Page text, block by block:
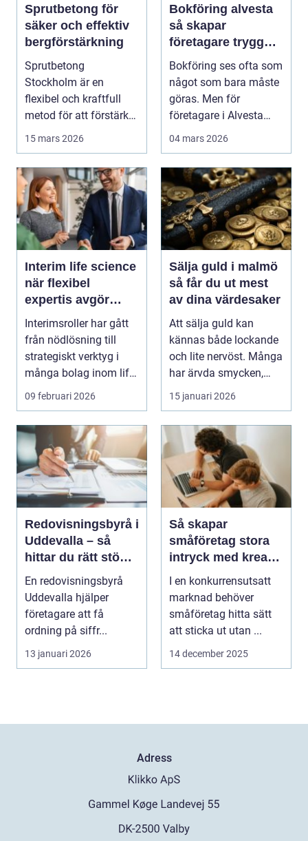
Sprutbetong för
säker och effektiv
bergförstärkning
Sprutbetong
Stockholm är en
flexibel och kraftfull
metod för att förstärka
berg,...
15 mars 2026
Bokföring alvesta
så skapar
företagare trygghet
och kontroll i
vardagen
Bokföring ses ofta som
något som bara måste
göras. Men för
företagare i Alvesta
kan en genomtänkt
04 mars 2026
Interim life science
när flexibel
expertis avgör
takten
Interimsroller har gått
från nödlösning till
strategiskt verktyg i
många bolag inom life
science. Nä...
09 februari 2026
Sälja guld i malmö
så får du ut mest
av dina värdesaker
Att sälja guld kan
kännas både lockande
och lite nervöst. Många
har ärvda smycken,
gamla släktklenod...
15 januari 2026
Redovisningsbyrå i
Uddevalla – så
hittar du rätt stöd
för företagets
ekonomi
En redovisningsbyrå
Uddevalla hjälper
företagare att få
ordning på siffr...
13 januari 2026
Så skapar
småföretag stora
intryck med kreativ
marknadsföring
I en konkurrensutsatt
marknad behöver
småföretag hitta sätt
att sticka ut utan ...
14 december 2025
Adress